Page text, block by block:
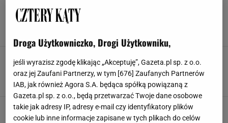
Ten stroik świąteczny ozdobi każdy stół
wigilijny. Wygląda jak ręcznie robiony
Boże Narodzenie 2025 w nowym stylu. Te
kolory i motywy są teraz na topie
CHOINKA OZDOBY OZDOBY CHOINKOWE
Polska sieciówka wyprzedaje przepiękne
bombki choinkowe. 8 sztuk za 10,99 zł
Droga Użytkowniczko, Drogi Użytkowniku,
jeśli wyrazisz zgodę klikając „Akceptuję”, Gazeta.pl sp. z o.o.
oraz jej Zaufani Partnerzy, w tym [676] Zaufanych Partnerów
IAB, jak również Agora S.A. będąca spółką powiązaną z
Gazeta.pl sp. z o.o., będą przetwarzać Twoje dane osobowe
takie jak adresy IP, adresy e-mail czy identyfikatory plików
cookie lub inne informacje zapisane w tych plikach do celów